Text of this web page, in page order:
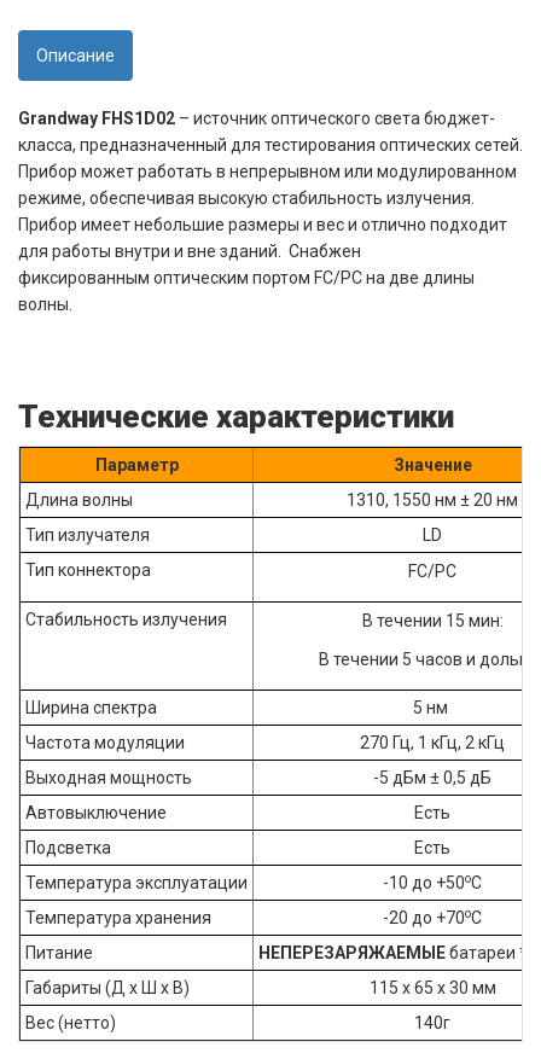
Описание
Grandway FHS1D02 – источник оптического света бюджет-
класса, предназначенный для тестирования оптических сетей.
Прибор может работать в непрерывном или модулированном
режиме, обеспечивая высокую стабильность излучения.
Прибор имеет небольшие размеры и вес и отлично подходит
для работы внутри и вне зданий. Снабжен
фиксированным оптическим портом FC/PC на две длины
волны.
Технические характеристики
Параметр
Значение
Длина волны
1310, 1550 нм ± 20 нм
Тип излучателя
LD
Тип коннектора
FC/PC
Стабильность излучения
В течении 15 мин:
В течении 5 часов и
Ширина спектра
5 нм
Частота модуляции
270 Гц, 1 кГц, 2 кГц
Выходная мощность
-5 дБм ± 0,5 дБ
Автовыключение
Есть
Подсветка
Есть
Температура эксплуатации
-10 до +50оС
Температура хранения
-20 до +70оС
Питание
НЕПЕРЕЗАРЯЖАЕМЫЕбатареи
Габариты (Д х Ш х В)
115 х 65 х 30 мм
Вес (нетто)
140г